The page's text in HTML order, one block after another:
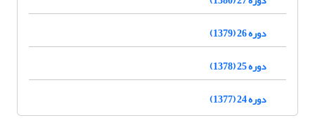
دوره 26 (1379)
دوره 25 (1378)
دوره 24 (1377)